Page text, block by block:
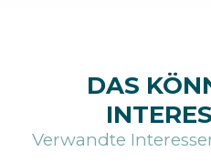
DAS
Verwandte